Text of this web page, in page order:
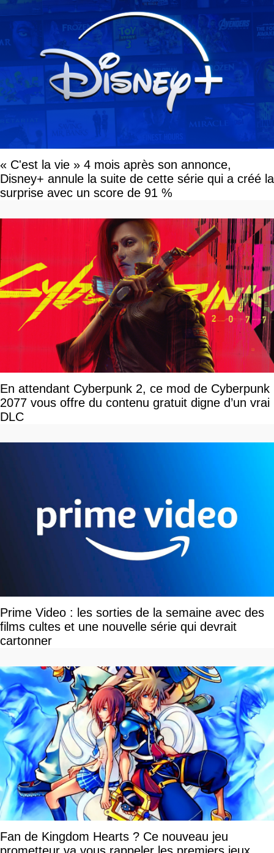
« C'est la vie » 4 mois après son annonce,
Disney+ annule la suite de cette série qui a créé la
surprise avec un score de 91 %
En attendant Cyberpunk 2, ce mod de Cyberpunk
2077 vous offre du contenu gratuit digne d’un vrai
DLC
Prime Video : les sorties de la semaine avec des
films cultes et une nouvelle série qui devrait
cartonner
Fan de Kingdom Hearts ? Ce nouveau jeu